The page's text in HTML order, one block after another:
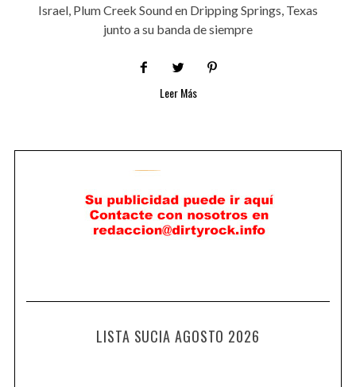
Israel, Plum Creek Sound en Dripping Springs, Texas
junto a su banda de siempre
Leer Más
LISTA SUCIA AGOSTO 2026